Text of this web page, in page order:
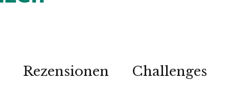
Rezensionen Challenges